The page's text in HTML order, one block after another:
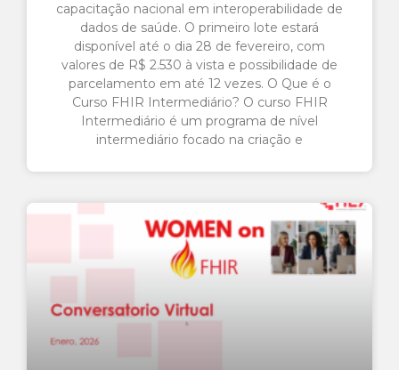
capacitação nacional em interoperabilidade de
dados de saúde. O primeiro lote estará
disponível até o dia 28 de fevereiro, com
valores de R$ 2.530 à vista e possibilidade de
parcelamento em até 12 vezes. O Que é o
Curso FHIR Intermediário? O curso FHIR
Intermediário é um programa de nível
intermediário focado na criação e